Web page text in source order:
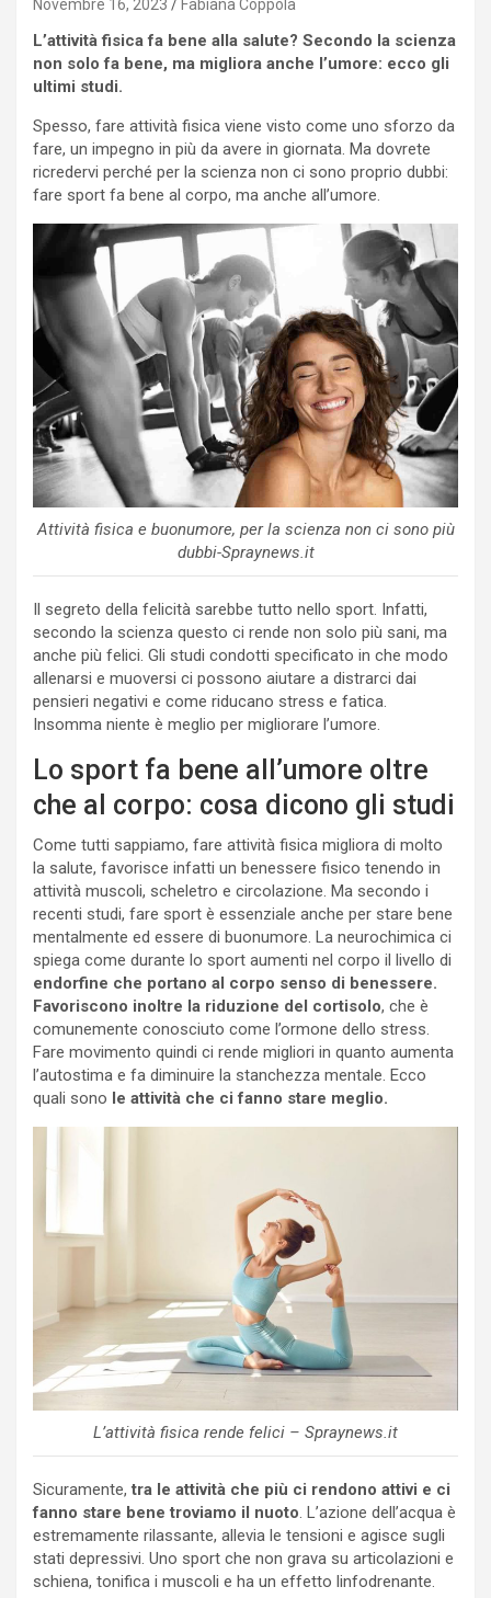
Novembre 16, 2023 Fabiana Coppola
L’attività fisica fa bene alla salute? Secondo la scienza
non solo fa bene, ma migliora anche l’umore: ecco gli
ultimi studi.
Spesso, fare attività fisica viene visto come uno sforzo da
fare, un impegno in più da avere in giornata. Ma dovrete
ricredervi perché per la scienza non ci sono proprio dubbi:
fare sport fa bene al corpo, ma anche all’umore.
Attività fisica e buonumore, per la scienza non ci sono più
dubbi-Spraynews.it
Il segreto della felicità sarebbe tutto nello sport. Infatti,
secondo la scienza questo ci rende non solo più sani, ma
anche più felici. Gli studi condotti specificato in che modo
allenarsi e muoversi ci possono aiutare a distrarci dai
pensieri negativi e come riducano stress e fatica.
Insomma niente è meglio per migliorare l’umore.
Lo sport fa bene all’umore oltre
che al corpo: cosa dicono gli studi
Come tutti sappiamo, fare attività fisica migliora di molto
la salute, favorisce infatti un benessere fisico tenendo in
attività muscoli, scheletro e circolazione. Ma secondo i
recenti studi, fare sport è essenziale anche per stare bene
mentalmente ed essere di buonumore. La neurochimica ci
spiega come durante lo sport aumenti nel corpo il livello di
endorfine che portano al corpo senso di benessere.
Favoriscono inoltre la riduzione del cortisolo, che è
comunemente conosciuto come l’ormone dello stress.
Fare movimento quindi ci rende migliori in quanto aumenta
l’autostima e fa diminuire la stanchezza mentale. Ecco
quali sono le attività che ci fanno stare meglio.
L’attività fisica rende felici – Spraynews.it
Sicuramente, tra le attività che più ci rendono attivi e ci
fanno stare bene troviamo il nuoto. L’azione dell’acqua è
estremamente rilassante, allevia le tensioni e agisce sugli
stati depressivi. Uno sport che non grava su articolazioni e
schiena, tonifica i muscoli e ha un effetto linfodrenante.